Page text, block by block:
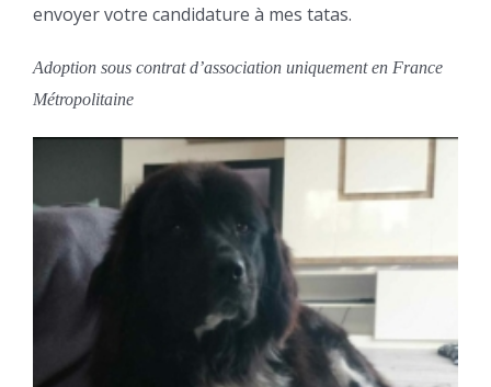
envoyer votre candidature à mes tatas.
Adoption sous contrat d’association uniquement en France
Métropolitaine